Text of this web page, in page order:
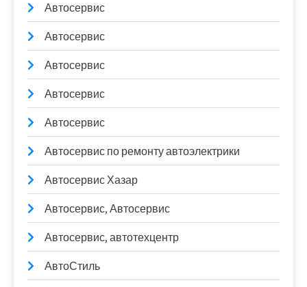
Автосервис
Автосервис
Автосервис
Автосервис
Автосервис
Автосервис по ремонту автоэлектрики
Автосервис Хазар
Автосервис, Автосервис
Автосервис, автотехцентр
АвтоСтиль